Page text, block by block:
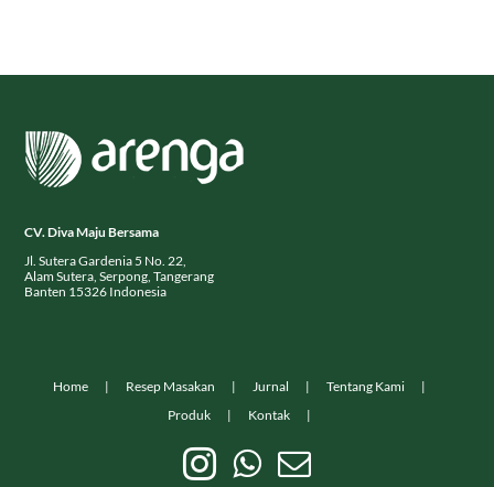
CV. Diva Maju Bersama
Jl. Sutera Gardenia 5 No. 22,
Alam Sutera, Serpong, Tangerang
Banten 15326 Indonesia
Home Resep Masakan Jurnal
Tentang Kami
Produk
Kontak